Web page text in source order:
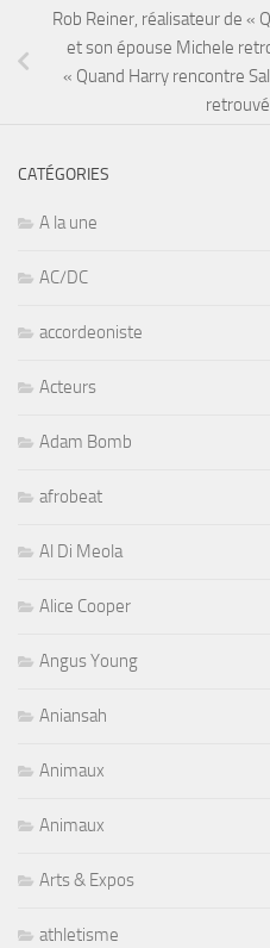
Rob Reiner, réalisateur de «
et son épouse Michele
« Quand Harry rencontre
CATÉGORIES
A la une
AC/DC
accordeoniste
Acteurs
Adam Bomb
afrobeat
Al Di Meola
Alice Cooper
Angus Young
Aniansah
Animaux
Animaux
Arts & Expos
athletisme